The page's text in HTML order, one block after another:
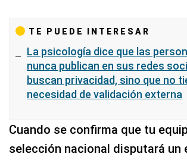
TE PUEDE INTERESAR
La psicología dice que las
nunca publican en sus redes
buscan privacidad, sino que no
necesidad de validación externa
Cuando se confirma que tu
selección nacional disputará un